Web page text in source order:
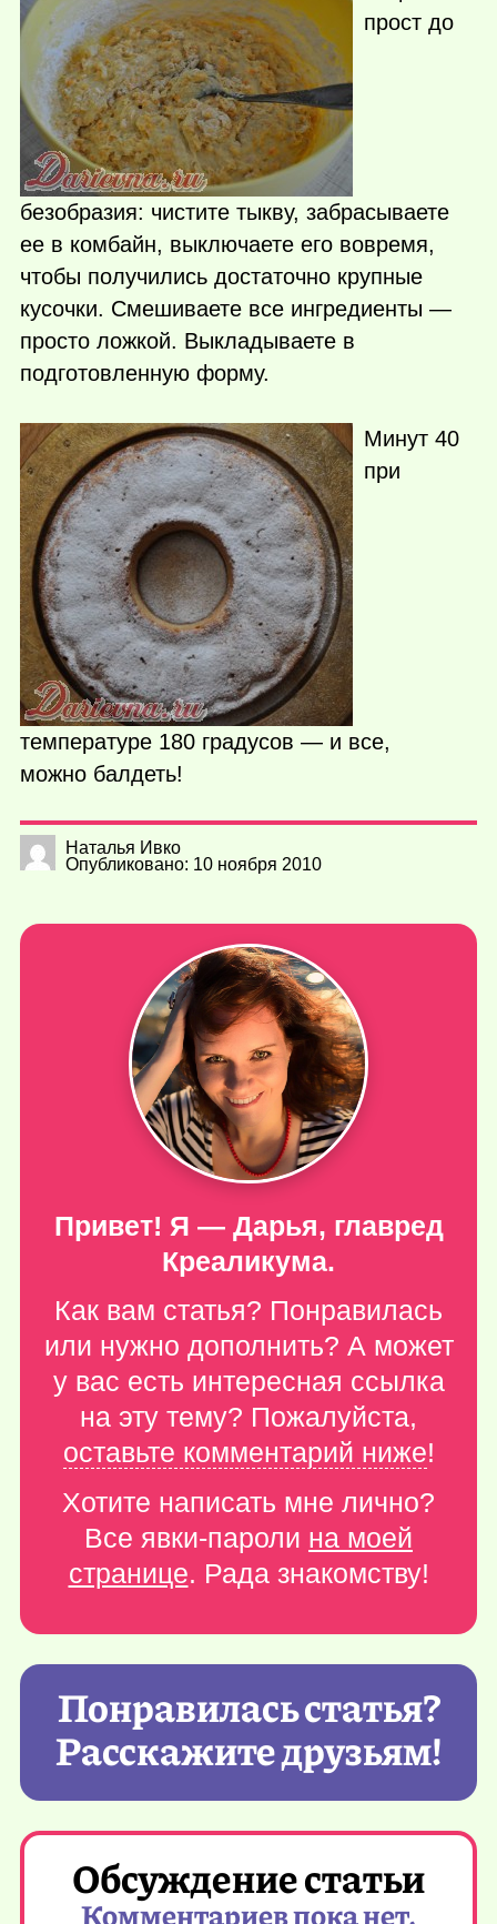
прост до
безобразия: чистите тыкву, забрасываете
ее в комбайн, выключаете его вовремя,
чтобы получились достаточно крупные
кусочки. Смешиваете все ингредиенты —
просто ложкой. Выкладываете в
подготовленную форму.
Минут 40
при
температуре 180 градусов — и все,
можно балдеть!
Наталья Ивко
Опубликовано: 10 ноября 2010
Привет! Я — Дарья, главред
Креаликума.
Как вам статья? Понравилась
или нужно дополнить? А может
у вас есть интересная ссылка
на эту тему? Пожалуйста,
оставьте комментарий ниже!
Хотите написать мне лично?
Все явки-пароли на моей
странице. Рада знакомству!
Понравилась статья?
Расскажите друзьям!
Обсуждение статьи
Комментариев пока нет,